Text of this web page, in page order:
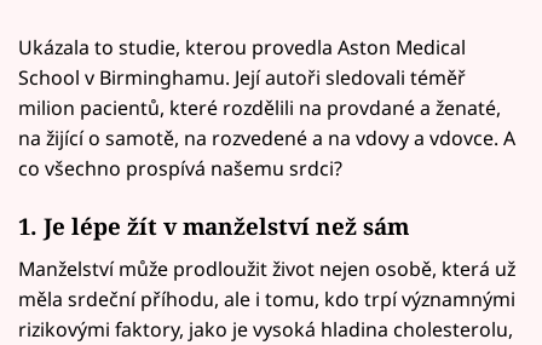
Ukázala to studie, kterou provedla Aston Medical
School v Birminghamu. Její autoři sledovali téměř
milion pacientů, které rozdělili na provdané a ženaté,
na žijící o samotě, na rozvedené a na vdovy a vdovce. A
co všechno prospívá našemu srdci?
1. Je lépe žít v manželství než sám
Manželství může prodloužit život nejen osobě, která už
měla srdeční příhodu, ale i tomu, kdo trpí významnými
rizikovými faktory, jako je vysoká hladina cholesterolu,